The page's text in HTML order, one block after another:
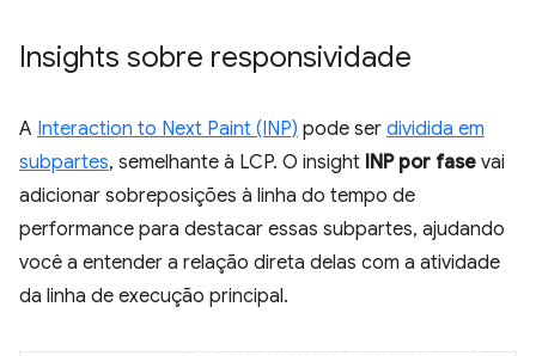
Insights sobre responsividade
A Interaction to Next Paint (INP) pode ser dividida em
subpartes, semelhante à LCP. O insight INP por fase vai
adicionar sobreposições à linha do tempo de
performance para destacar essas subpartes, ajudando
você a entender a relação direta delas com a atividade
da linha de execução principal.